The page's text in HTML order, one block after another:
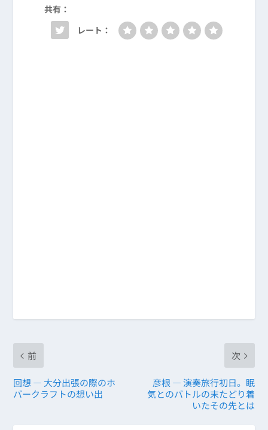
共有：
レート：
前
回想 ― 大分出張の際のホ
バークラフトの想い出
次
彦根 ― 演奏旅行初日。眠
気とのバトルの末たどり着
いたその先とは